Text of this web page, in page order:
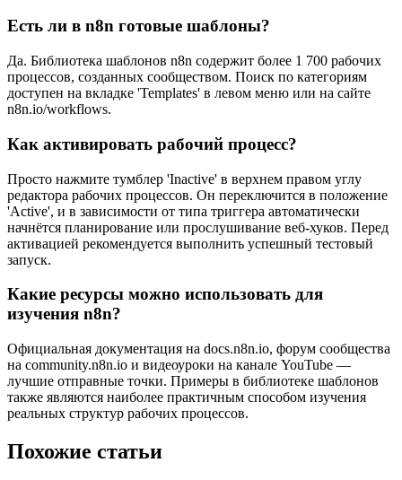
Есть ли в n8n готовые шаблоны?
Да. Библиотека шаблонов n8n содержит более 1 700 рабочих
процессов, созданных сообществом. Поиск по категориям
доступен на вкладке 'Templates' в левом меню или на сайте
n8n.io/workflows.
Как активировать рабочий процесс?
Просто нажмите тумблер 'Inactive' в верхнем правом углу
редактора рабочих процессов. Он переключится в положение
'Active', и в зависимости от типа триггера автоматически
начнётся планирование или прослушивание веб-хуков. Перед
активацией рекомендуется выполнить успешный тестовый
запуск.
Какие ресурсы можно использовать для
изучения n8n?
Официальная документация на docs.n8n.io, форум сообщества
на community.n8n.io и видеоуроки на канале YouTube —
лучшие отправные точки. Примеры в библиотеке шаблонов
также являются наиболее практичным способом изучения
реальных структур рабочих процессов.
Похожие статьи